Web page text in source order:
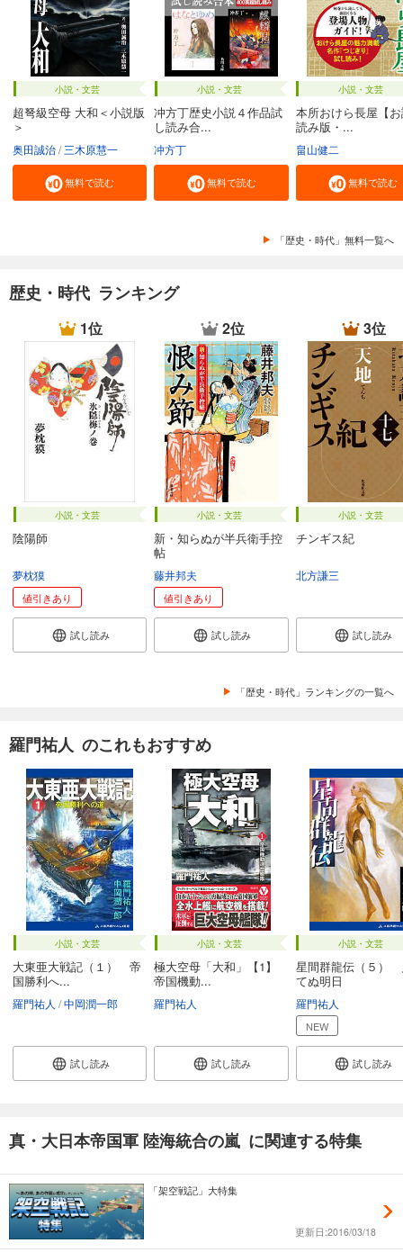
小説・文芸
超弩級空母 大和＜小説版
＞
奥田誠治 三木原慧一
無料で読む
小説・文芸
冲方丁歴史小説４作品試
し読み合...
冲方丁
無料で読む
小説・文芸
本所おけら長屋【
読み版・...
畠山健二
無料で読む
「歴史・時代」無料一覧へ
歴史・時代 ランキング
1位
小説・文芸
陰陽師
夢枕獏
値引きあり
試し読み
2位
小説・文芸
新・知らぬが半兵衛手控
帖
藤井邦夫
値引きあり
試し読み
3位
小説・文芸
チンギス紀
北方謙三
試し読み
「歴史・時代」ランキングの一覧へ
羅門祐人 のこれもおすすめ
小説・文芸
大東亜大戦記（１） 帝
国勝利へ...
羅門祐人 中岡潤一郎
試し読み
小説・文芸
極大空母「大和」【1】
帝国機動...
羅門祐人
試し読み
小説・文芸
星間群龍伝（５）
てぬ明日
羅門祐人
NEW
試し読み
真・大日本帝国軍 陸海統合の嵐 に関連する特集
「架空戦記」大特集
更新日:2016/03/18